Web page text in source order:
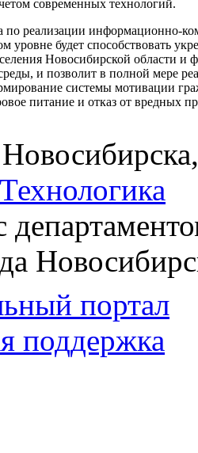
современных технологий.
по реализации информационно-
уровне будет способствовать
Новосибирской области и
и позволит в полной мере
системы мотивации
питание и отказ от вредных
Технологика
портал
поддержка